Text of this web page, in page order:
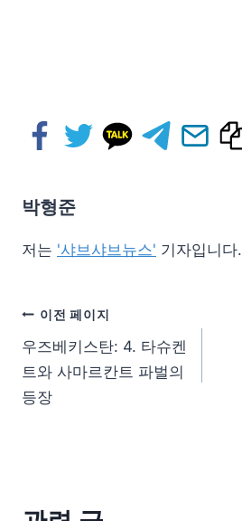
박형준
저는 '샤브샤브뉴스' 기자입니다.
이전 페이지
우즈베키스탄: 4. 타슈켄
트와 사마르칸트 파벌의
등장